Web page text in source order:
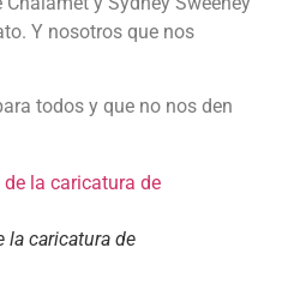
Y nosotros que nos
todos y que no nos den
la caricatura de